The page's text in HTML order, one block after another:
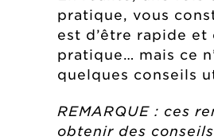
pratique, vous
est d’être rapide
pratique… mais ce
quelques conseils
REMARQUE : ces
obtenir des